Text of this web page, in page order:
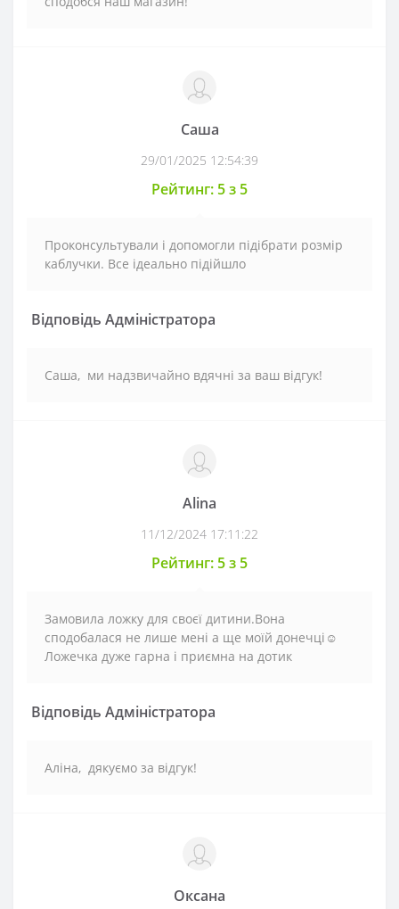
Саша
29/01/2025 12:54:39
Рейтинг: 5 з 5
Проконсультували і допомогли підібрати розмір
каблучки. Все ідеально підійшло
Відповідь Адміністратора
Саша, ми надзвичайно вдячні за ваш відгук!
Alina
11/12/2024 17:11:22
Рейтинг: 5 з 5
Замовила ложку для своєї дитини.Вона
сподобалася не лише мені а ще моїй донечці☺️
Ложечка дуже гарна і приємна на дотик
Відповідь Адміністратора
Аліна, дякуємо за відгук!
Оксана